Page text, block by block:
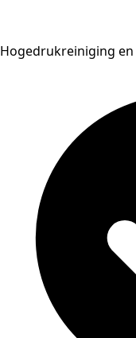
Hogedrukreiniging en